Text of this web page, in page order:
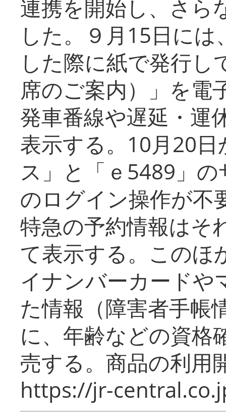
連携を開始し、さら
した。９月15日に
した際に紙で発行し
席のご案内）」を電
発車番線や遅延・運
表示する。10月20
ス」と「ｅ5489」
のログイン操作が不
特急の予約情報はそ
て表示する。このほ
イナンバーカードや
た情報（障害者手帳
に、年齢などの資格
売する。商品の利用
https://jr-